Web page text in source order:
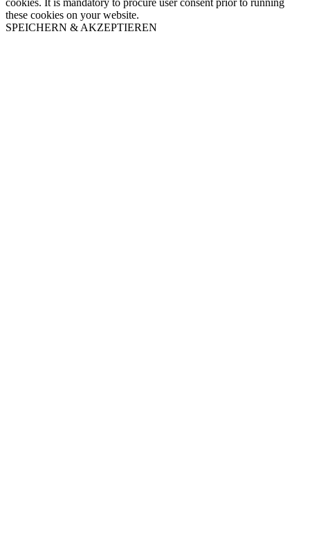
these cookies on your website.
SPEICHERN & AKZEPTIEREN